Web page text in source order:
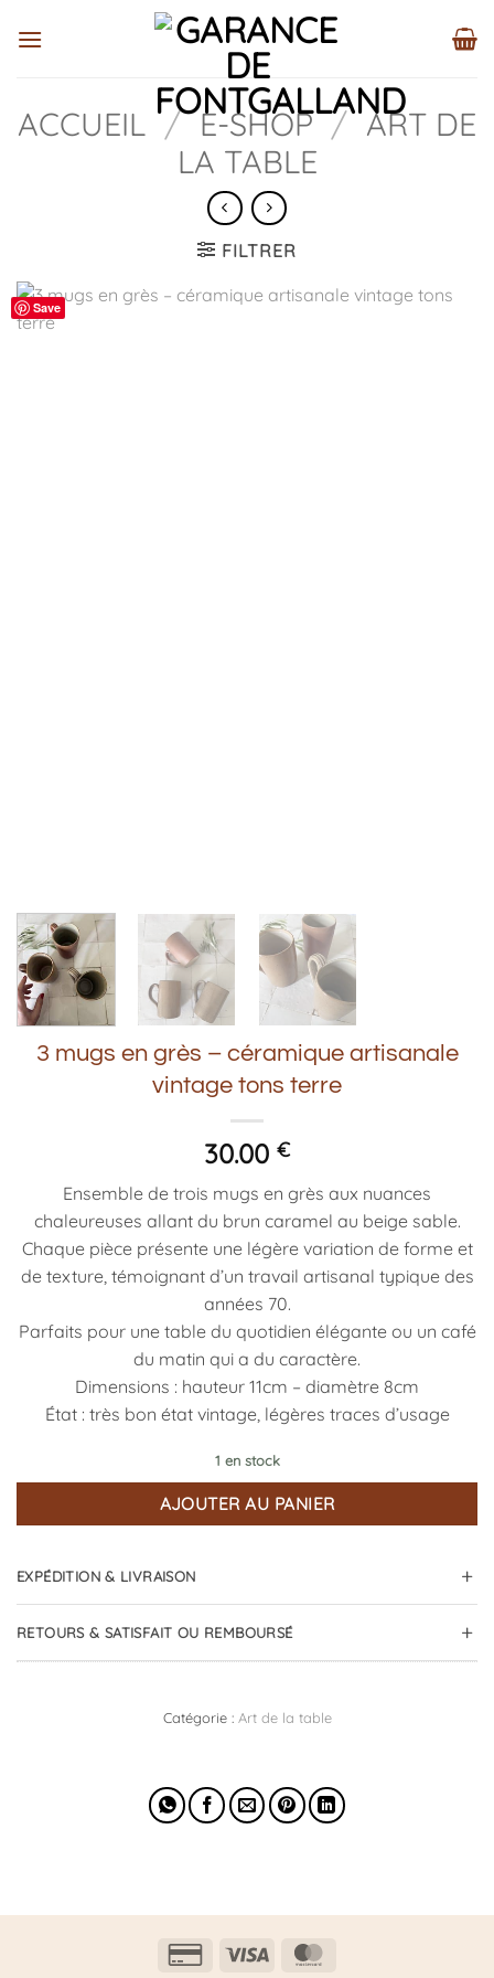
au
ACCUEIL / E-SHOP / ART DE
LA TABLE
FILTRER
Save
3 mugs en grès – céramique artisanale
vintage tons terre
30.00 €
Ensemble de trois mugs en grès aux nuances
chaleureuses allant du brun caramel au beige sable.
Chaque pièce présente une légère variation de forme et
de texture, témoignant d’un travail artisanal typique des
années 70.
Parfaits pour une table du quotidien élégante ou un café
du matin qui a du caractère.
Dimensions : hauteur 11cm – diamètre 8cm
État : très bon état vintage, légères traces d’usage
1 en stock
AJOUTER AU PANIER
EXPÉDITION & LIVRAISON
RETOURS & SATISFAIT OU REMBOURSÉ
Catégorie : Art de la table
Credit
Visa